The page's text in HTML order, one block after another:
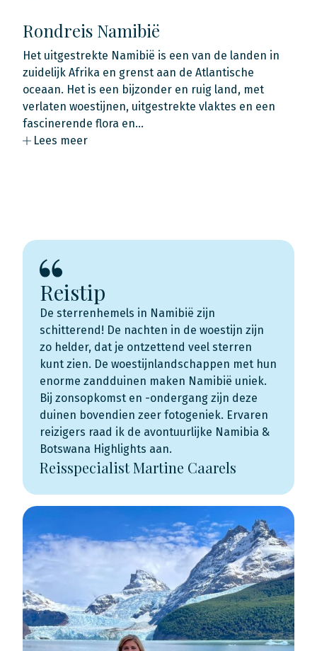
Rondreis Namibië
Het uitgestrekte Namibië is een van de landen in
zuidelijk Afrika en grenst aan de Atlantische
oceaan. Het is een bijzonder en ruig land, met
verlaten woestijnen, uitgestrekte vlaktes en een
fascinerende flora en…
Lees meer
Reistip
De sterrenhemels in Namibië zijn
schitterend! De nachten in de woestijn zijn
zo helder, dat je ontzettend veel sterren
kunt zien. De woestijnlandschappen met hun
enorme zandduinen maken Namibië uniek.
Bij zonsopkomst en -ondergang zijn deze
duinen bovendien zeer fotogeniek. Ervaren
reizigers raad ik de avontuurlijke Namibia &
Botswana Highlights aan.
Reisspecialist Martine Caarels